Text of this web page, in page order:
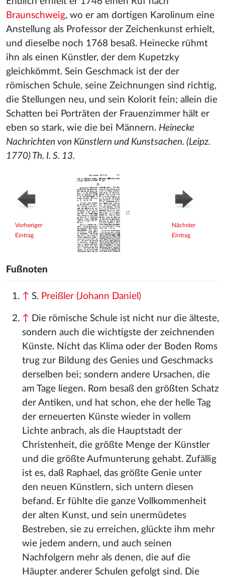
Braunschweig, wo er am dortigen Karolinum eine
Anstellung als Professor der Zeichenkunst erhielt,
und dieselbe noch 1768 besaß. Heinecke rühmt
ihn als einen Künstler, der dem Kupetzky
gleichkömmt. Sein Geschmack ist der der
römischen Schule, seine Zeichnungen sind richtig,
die Stellungen neu, und sein Kolorit fein; allein die
Schatten bei Porträten der Frauenzimmer hält er
eben so stark, wie die bei Männern. Heinecke
Nachrichten von Künstlern und Kunstsachen. (Leipz.
1770) Th. I. S. 13.
Vorheriger
Eintrag
Nächster
Eintrag
Fußnoten
↑ S. Preißler (Johann Daniel)
↑ Die römische Schule ist nicht nur die älteste,
sondern auch die wichtigste der zeichnenden
Künste. Nicht das Klima oder der Boden Roms
trug zur Bildung des Genies und Geschmacks
derselben bei; sondern andere Ursachen, die
am Tage liegen. Rom besaß den größten Schatz
der Antiken, und hat schon, ehe der helle Tag
der erneuerten Künste wieder in vollem
Lichte anbrach, als die Hauptstadt der
Christenheit, die größte Menge der Künstler
und die größte Aufmunterung gehabt. Zufällig
ist es, daß Raphael, das größte Genie unter
den neuen Künstlern, sich untern diesen
befand. Er fühlte die ganze Vollkommenheit
der alten Kunst, und sein unermüdetes
Bestreben, sie zu erreichen, glückte ihm mehr
wie jedem andern, und auch seinen
Nachfolgern mehr als denen, die auf die
Häupter anderer Schulen gefolgt sind. Die